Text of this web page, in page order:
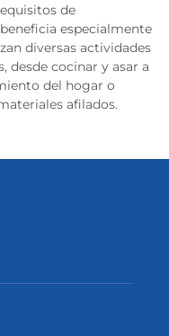
de
especialmente
diversas actividades
desde cocinar y asar a
del hogar o
afilados.